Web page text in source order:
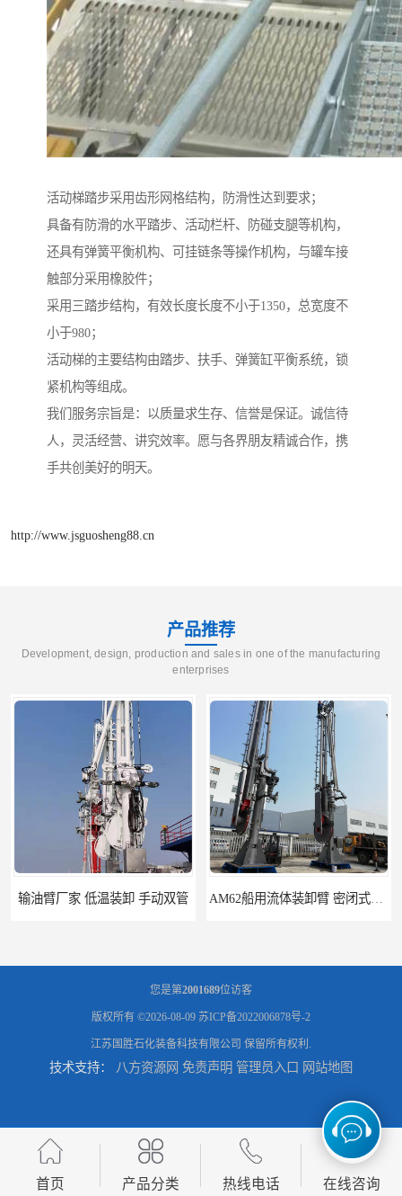
活动梯踏步采用齿形网格结构，防滑性达到要求；
具备有防滑的水平踏步、活动栏杆、防碰支腿等机构，
还具有弹簧平衡机构、可挂链条等操作机构，与罐车接
触部分采用橡胶件；
采用三踏步结构，有效长度长度不小于1350，总宽度不
小于980；
活动梯的主要结构由踏步、扶手、弹簧缸平衡系统，锁
紧机构等组成。
我们服务宗旨是：以质量求生存、信誉是保证。诚信待
人，灵活经营、讲究效率。愿与各界朋友精诚合作，携
手共创美好的明天。
http://www.jsguosheng88.cn
产品推荐
Development, design, production and sales in one of the manufacturing
enterprises
输油臂厂家 低温装卸 手动双管
高低温顶部装车鹤管 耐高温耐高压耐腐蚀 鹤管_鹤管销售_鹤管供应商
您是第2001689位访客
版权所有 ©2026-08-09 苏ICP备2022006878号-2
江苏国胜石化装备科技有限公司 保留所有权利.
技术支持： 八方资源网 免责声明 管理员入口 网站地图
首页 产品分类 热线电话 在线咨询